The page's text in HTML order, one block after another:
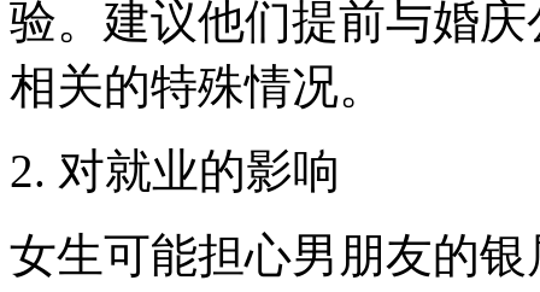
验。建议他们提前与婚
相关的特殊情况。
2. 对就业的影响
女生可能担心男朋友的